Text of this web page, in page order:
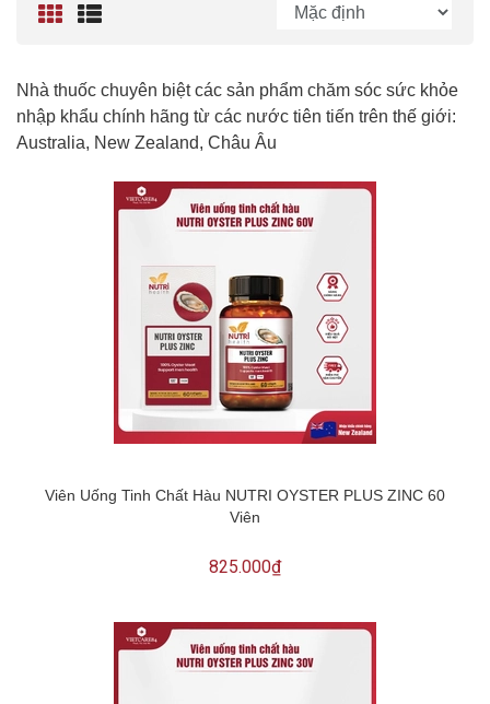
Nhà thuốc chuyên biệt các sản phẩm chăm sóc sức khỏe
nhập khẩu chính hãng từ các nước tiên tiến trên thế giới:
Australia, New Zealand, Châu Âu
Viên Uống Tinh Chất Hàu NUTRI OYSTER PLUS ZINC 60
Viên
825.000₫